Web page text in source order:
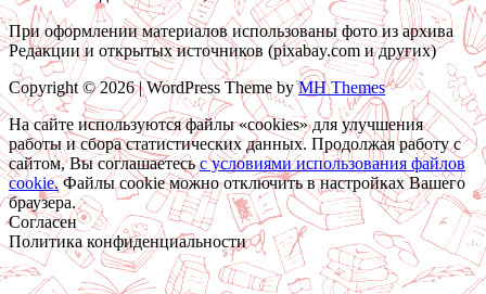
При оформлении материалов использованы фото из архива
Редакции и открытых источников (pixabay.com и других)
Copyright © 2026 | WordPress Theme byMH Themes
На сайте используются файлы «cookies» для улучшения
работы и сбора статистических данных. Продолжая работу с
сайтом, Вы соглашаетесьc условиями использования файлов
cookie.Файлы cookie можно отключить в настройках Вашего
браузера.
Согласен
Политика конфиденциальности